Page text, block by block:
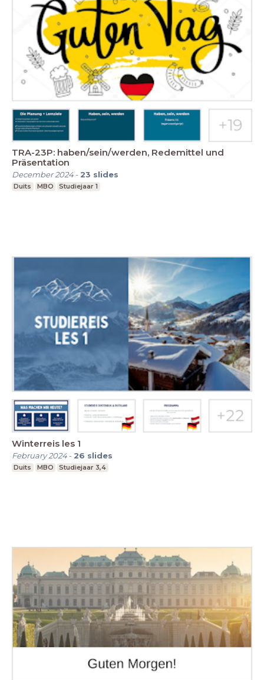
TRA-23P: haben/sein/werden, Redemittel und
Präsentation
December 2024- 23 slides
Duits MBO Studiejaar 1
Winterreis les 1
February 2024- 26 slides
Duits MBO Studiejaar 3,4